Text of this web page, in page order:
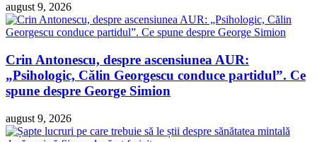
august 9, 2026
Crin Antonescu, despre ascensiunea AUR:
„Psihologic, Călin Georgescu conduce partidul”. Ce
spune despre George Simion
august 9, 2026